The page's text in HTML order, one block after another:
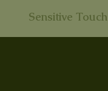
Sensitive Touch